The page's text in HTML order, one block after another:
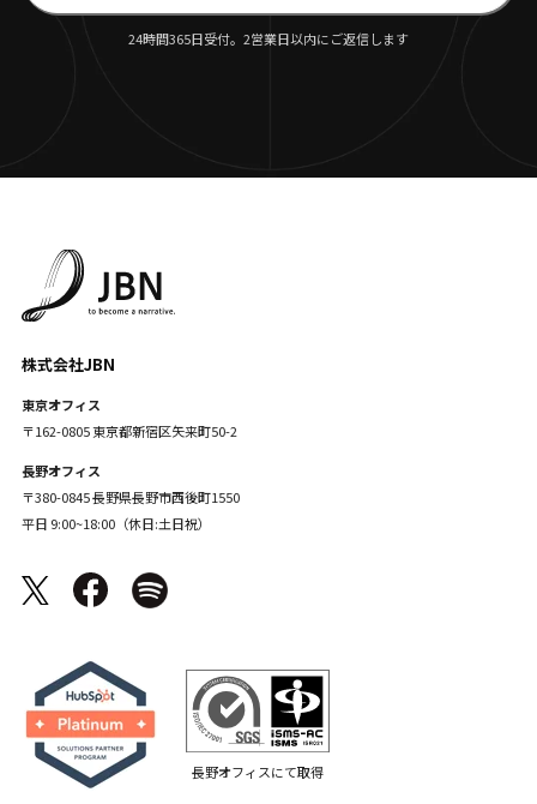
24時間365日受付。2営業日以内にご返信します
株式会社JBN
東京オフィス
〒162-0805 東京都新宿区矢来町50-2
長野オフィス
〒380-0845 長野県長野市西後町1550
平日 9:00~18:00（休日:土日祝）
長野オフィスにて取得